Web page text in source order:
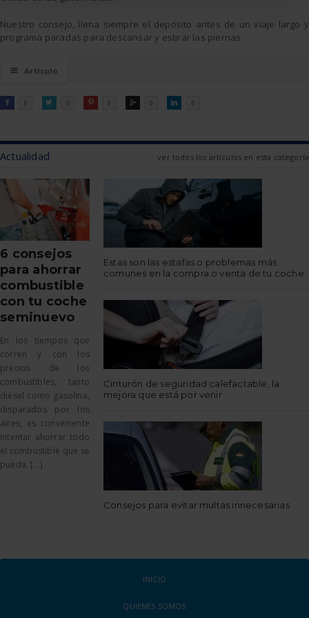
Nuestro consejo, llena siempre el depósito antes de un viaje largo y
programa paradas para descansar y estirar las piernas.
☰ Artículo

FACEBOOK
0 
TWITTER0 
PINTEREST
0 
GOOGLE0 
LINKEDIN
0
Actualidad ver todos los artículos en esta categoría
6 consejos
para ahorrar
combustible
con tu coche
seminuevo
En los tiempos que
corren y con los
precios de los
combustibles, tanto
diésel como gasolina,
disparados por los
aires, es conveniente
intentar ahorrar todo
el combustible que se
pueda, [...]
Estas son las estafas o problemas más
comunes en la compra o venta de tu coche
Cinturón de seguridad calefactable, la
mejora que está por venir
Consejos para evitar multas innecesarias
INICIO
QUIENES SOMOS